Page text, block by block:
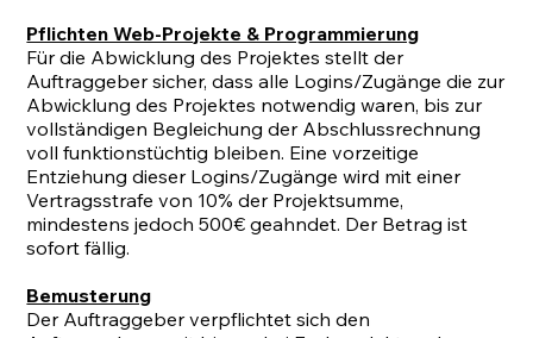
Pflichten Web-Projekte & Programmierung
Für die Abwicklung des Projektes stellt der
Auftraggeber sicher, dass alle Logins/Zugänge die zur
Abwicklung des Projektes notwendig waren, bis zur
vollständigen Begleichung der Abschlussrechnung
voll funktionstüchtig bleiben. Eine vorzeitige
Entziehung dieser Logins/Zugänge wird mit einer
Vertragsstrafe von 10% der Projektsumme,
mindestens jedoch 500€ geahndet. Der Betrag ist
sofort fällig.
Bemusterung
Der Auftraggeber verpflichtet sich den